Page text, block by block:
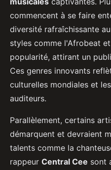
commencent à se faire
diversité rafraîchissante
styles comme l'Afrobeat
popularité, attirant un
Ces genres innovants
culturelles mondiales et
auditeurs.
Parallèlement, certains
démarquent et devraient
talents comme la
rappeur Central Cee sont